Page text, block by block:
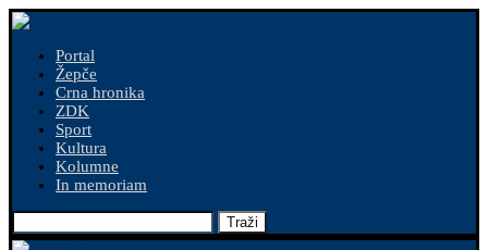
Portal
Žepče
Crna hronika
ZDK
Sport
Kultura
Kolumne
In memoriam
Traži